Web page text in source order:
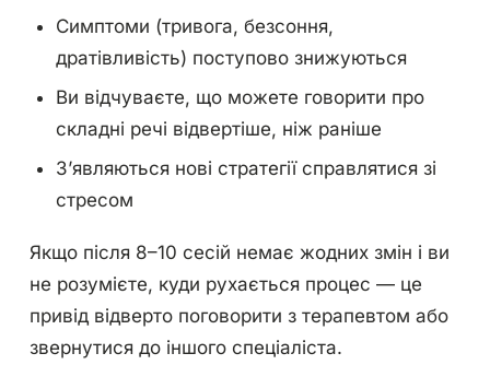
Симптоми (тривога, безсоння,
дратівливість) поступово знижуються
Ви відчуваєте, що можете говорити про
складні речі відвертіше, ніж раніше
З’являються нові стратегії справлятися зі
стресом
Якщо після 8–10 сесій немає жодних змін і ви
не розумієте, куди рухається процес — це
привід відверто поговорити з терапевтом або
звернутися до іншого спеціаліста.